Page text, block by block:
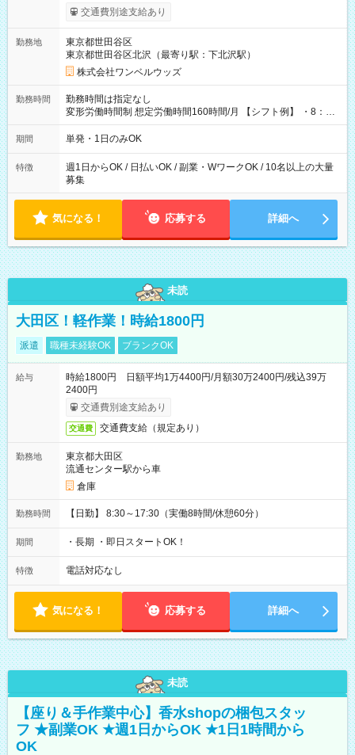
いOK！（規定あり） ┗働いたその日に現金GET♪ お仕事後はコ
ンビニATMから 日払い分を引き落とせます！ 【試用期間】試
交通費別途支給あり
勤務地
東京都世田谷区
東京都世田谷区北沢（最寄り駅：下北沢駅）
株式会社ワンベルウッズ
勤務時間
勤務時間は指定なし
変形労働時間制 想定労働時間160時間/月 【シフト例】 ・8：00
～21：00
期間 単発・1日のみOK
特徴
週1日からOK / 日払いOK / 副業・WワークOK / 10名以上の大量
募集
気になる！ 応募する 詳細へ
未読
大田区！軽作業！時給1800円
派遣 職種未経験OK ブランクOK
給与
時給1800円 日額平均1万4400円/月額30万2400円/残込39万
2400円
交通費別途支給あり
交通費 交通費支給（規定あり）
勤務地
東京都大田区
流通センター駅から車
倉庫
勤務時間 【日勤】 8:30～17:30（実働8時間/休憩60分）
期間 ・長期 ・即日スタートOK！
特徴 電話対応なし
気になる！ 応募する 詳細へ
未読
【座り＆手作業中心】香水shopの梱包スタッ
フ ★副業OK ★週1日からOK ★1日1時間から
OK